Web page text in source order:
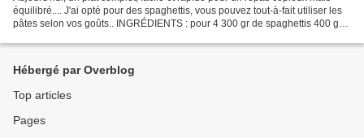
équilibré.... J'ai opté pour des spaghettis, vous pouvez tout-à-fait utiliser les
pâtes selon vos goûts.. INGRÉDIENTS : pour 4 300 gr de spaghettis 400 gr
Hébergé par Overblog
Top articles
Pages